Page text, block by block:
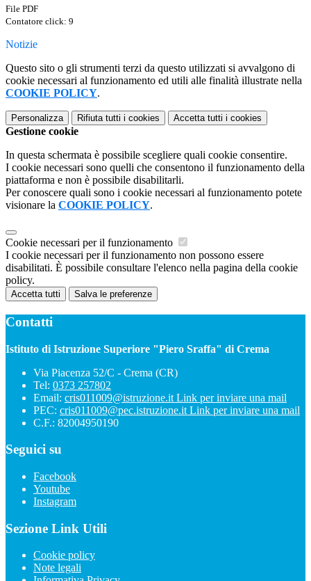
File PDF
Contatore click: 9
Notizie
Questo sito o gli strumenti terzi da questo utilizzati si avvalgono di
cookie necessari al funzionamento ed utili alle finalità illustrate nella
COOKIE POLICY.
Personalizza Rifiuta tutti i cookies Accetta tutti i cookies
Gestione cookie
In questa schermata è possibile scegliere quali cookie consentire.
I cookie necessari sono quelli che consentono il funzionamento della
piattaforma e non è possibile disabilitarli.
Per conoscere quali sono i cookie necessari al funzionamento potete
visionare la COOKIE POLICY.
Cookie necessari per il funzionamento
I cookie necessari per il funzionamento non possono essere
disabilitati. È possibile consultare l'elenco nella pagina della cookie
policy.
Accetta tutti Salva le preferenze
Contatti
Istituto di Istruzione Superiore "Piero Sraffa" di Crema
Via Piacenza 52/C - Crema (CR)
Tel: 0373 257802
Email: cris011009@istruzione.it Link per inviare una mail
PEC: cris011009@pec.istruzione.it Link per inviare una mail
C.F.: 82004950190
Seguici su
Facebook
Youtube
Instagram
Sezione Link Utili
Cookie policy
Note legali